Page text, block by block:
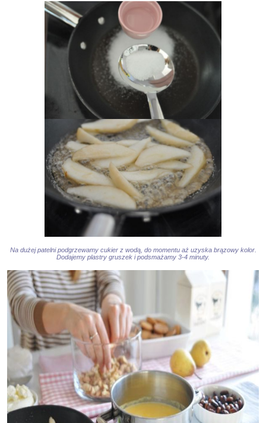
Na dużej patelni podgrzewamy cukier z wodą, do momentu aż uzyska brązowy kolor.
Dodajemy plastry gruszek i podsmażamy 3-4 minuty.